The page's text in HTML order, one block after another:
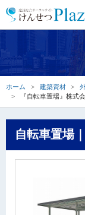
ホーム 建築資材
『自転車置場』株式
自転車置場